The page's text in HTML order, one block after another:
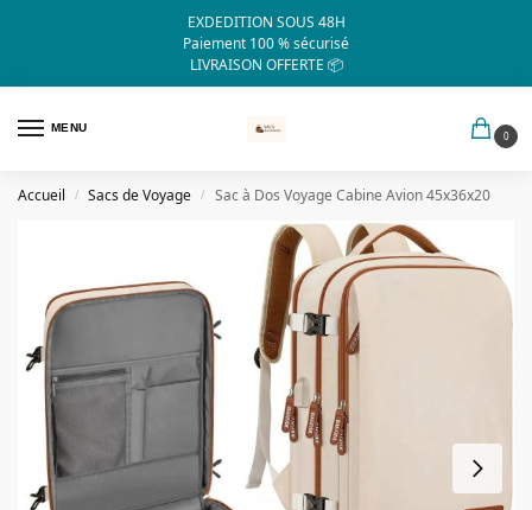
EXDEDITION SOUS 48H
Paiement 100 % sécurisé
LIVRAISON OFFERTE 📦
MENU
0
Accueil / Sacs de Voyage / Sac à Dos Voyage Cabine Avion 45x36x20